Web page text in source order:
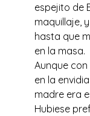
espejito de
maquillaje,
hasta que
en la masa.
Aunque
en la
madre era
Hubiese